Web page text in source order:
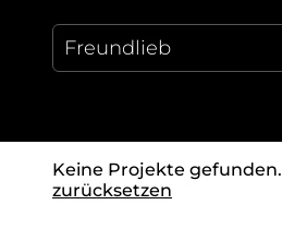
Keine Projekte gefunden.
zurücksetzen